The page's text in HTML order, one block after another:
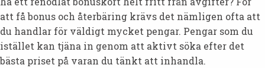
att få bonus och återbäring krävs det nämligen ofta att
du handlar för väldigt mycket pengar. Pengar som du
istället kan tjäna in genom att aktivt söka efter det
bästa priset på varan du tänkt att inhandla.